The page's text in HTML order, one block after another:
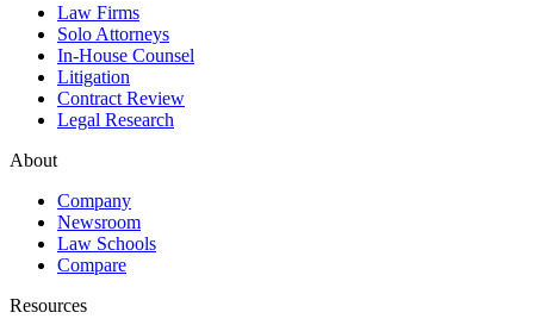
Law Firms
Solo Attorneys
In-House Counsel
Litigation
Contract Review
Legal Research
About
Company
Newsroom
Law Schools
Compare
Resources